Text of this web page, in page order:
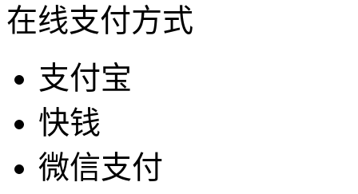
在线支付方式
支付宝
快钱
微信支付